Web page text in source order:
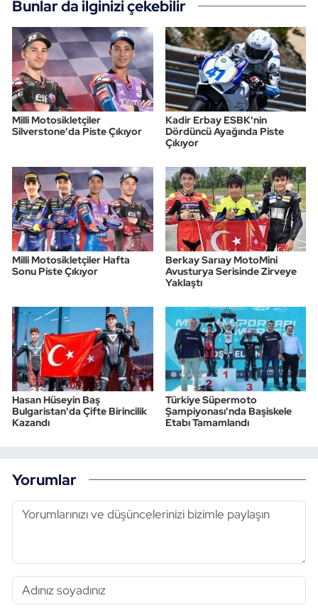
Bunlar da ilginizi çekebilir
Milli Motosikletçiler
Silverstone'da Piste Çıkıyor
Kadir Erbay ESBK'nin
Dördüncü Ayağında Piste
Çıkıyor
Milli Motosikletçiler Hafta
Sonu Piste Çıkıyor
Berkay Sarıay MotoMini
Avusturya Serisinde Zirveye
Yaklaştı
Hasan Hüseyin Baş
Bulgaristan'da Çifte Birincilik
Kazandı
Türkiye Süpermoto
Şampiyonası'nda Başiskele
Etabı Tamamlandı
Yorumlar
Özel Sporcular
Paralimpik
Ragbi
Satranç
Su Topu
Sualtı Sporları
Tekvando
Tenis
Triatlon
Voleybol
Vücut Geliştirme Fitness